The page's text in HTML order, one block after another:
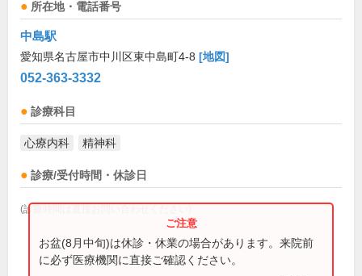
所在地・電話番号
中島駅
愛知県名古屋市中川区東中島町4-8 [地図]
052-363-3332
診療科目
心療内科 精神科
診療/受付時間・休診日
(診療時間は直接お問い合わせください)
お盆(8月中旬)は休診・休業の場合があります。来院前
に必ず医療機関に直接ご確認ください。